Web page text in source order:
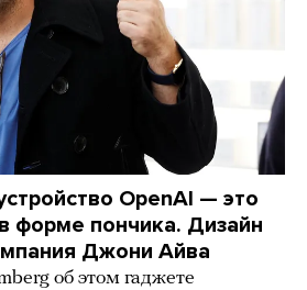
OpenAI — это
форме пончика. Дизайн
Джони Айва
об этом гаджете